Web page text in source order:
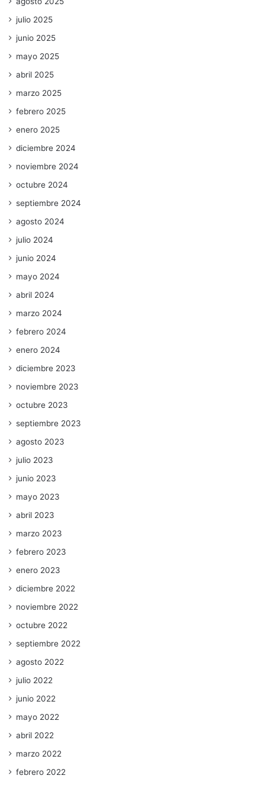
julio 2025
junio 2025
mayo 2025
abril 2025
marzo 2025
febrero 2025
enero 2025
diciembre 2024
noviembre 2024
octubre 2024
septiembre 2024
agosto 2024
julio 2024
junio 2024
mayo 2024
abril 2024
marzo 2024
febrero 2024
enero 2024
diciembre 2023
noviembre 2023
octubre 2023
septiembre 2023
agosto 2023
julio 2023
junio 2023
mayo 2023
abril 2023
marzo 2023
febrero 2023
enero 2023
diciembre 2022
noviembre 2022
octubre 2022
septiembre 2022
agosto 2022
julio 2022
junio 2022
mayo 2022
abril 2022
marzo 2022
febrero 2022